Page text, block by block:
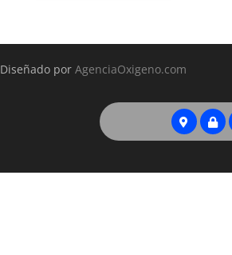
Diseñado por AgenciaOxigeno.com